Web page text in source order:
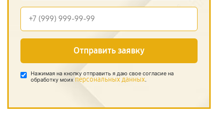
Отправить заявку
Нажимая на кнопку отправить я даю свое согласие на
обработку моих персональных данных.